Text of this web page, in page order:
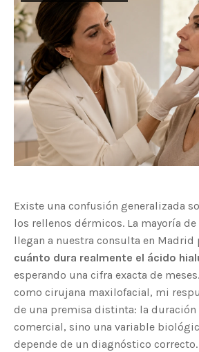
Existe una confusión generalizada
los rellenos dérmicos. La mayoría
llegan a nuestra consulta en Madrid
cuánto dura realmente el ácido
esperando una cifra exacta de
como cirujana maxilofacial, mi
de una premisa distinta: la duración
comercial, sino una variable
depende de un diagnóstico correcto.